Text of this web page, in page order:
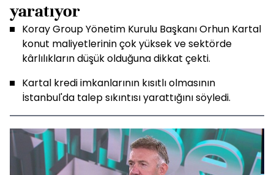
yaratıyor
Koray Group Yönetim Kurulu Başkanı Orhun Kartal
konut maliyetlerinin çok yüksek ve sektörde
kârlılıkların düşük olduğuna dikkat çekti.
Kartal kredi imkanlarının kısıtlı olmasının
İstanbul'da talep sıkıntısı yarattığını söyledi.